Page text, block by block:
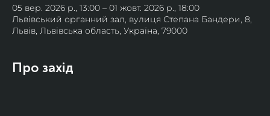
05 вер. 2026 р., 13:00 – 01 жовт. 2026 р., 18:00
Львівський органний зал, вулиця Степана Бандери, 8,
Львів, Львівська область, Україна, 79000
Про захід